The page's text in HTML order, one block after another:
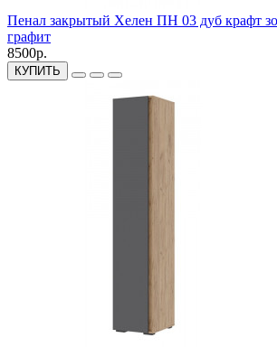
Пенал закрытый Хелен ПН 03 дуб крафт
графит
8500р.
КУПИТЬ